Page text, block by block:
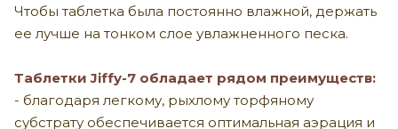
Чтобы таблетка была постоянно влажной, держать
ее лучше на тонком слое увлажненного песка.
Таблетки Jiffy-7 обладает рядом преимуществ:
- благодаря легкому, рыхлому торфяному
субстрату обеспечивается оптимальная аэрация и